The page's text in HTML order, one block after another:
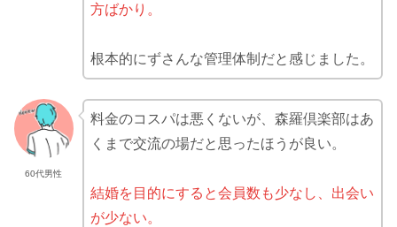
方ばかり。
根本的にずさんな管理体制だと感じました。
60代男性
料金のコスパは悪くないが、森羅倶楽部はあ
くまで交流の場だと思ったほうが良い。
結婚を目的にすると会員数も少なし、出会い
が少ない。